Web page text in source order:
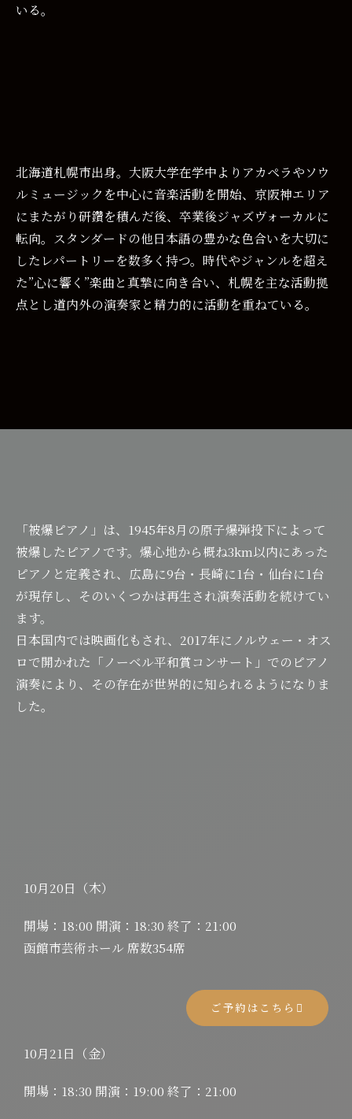
いる。
北海道札幌市出身。大阪大学在学中よりアカペラやソウ
ルミュージックを中心に音楽活動を開始、京阪神エリア
にまたがり研鑽を積んだ後、卒業後ジャズヴォーカルに
転向。スタンダードの他日本語の豊かな色合いを大切に
したレパートリーを数多く持つ。時代やジャンルを超え
た”心に響く”楽曲と真摯に向き合い、札幌を主な活動拠
点とし道内外の演奏家と精力的に活動を重ねている。
「被爆ピアノ」は、1945年8月の原子爆弾投下によって
被爆したピアノです。爆心地から概ね3km以内にあった
ピアノと定義され、広島に9台・長崎に1台・仙台に1台
が現存し、そのいくつかは再生され演奏活動を続けてい
ます。
日本国内では映画化もされ、2017年にノルウェー・オス
ロで開かれた「ノーベル平和賞コンサート」でのピアノ
演奏により、その存在が世界的に知られるようになりま
した。
10月20日（木）
開場：18:00 開演：18:30 終了：21:00
函館市芸術ホール 席数354席
ご予約はこちら
10月21日（金）
開場：18:30 開演：19:00 終了：21:00